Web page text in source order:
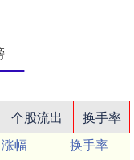
个股流出
换手率
涨幅
换手率